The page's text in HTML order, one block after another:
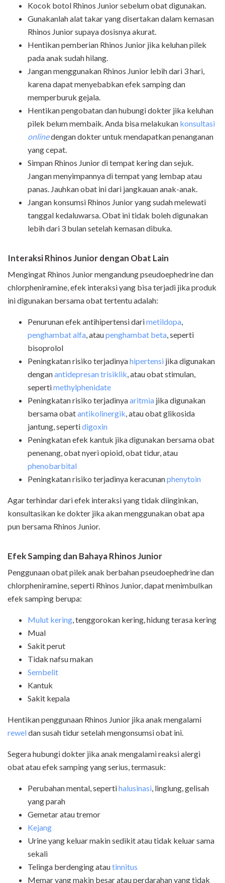
Kocok botol Rhinos Juniorsebelum obat digunakan.
Gunakanlah alat takar yang disertakan dalam kemasan
Rhinos Juniorsupaya dosisnya akurat.
Hentikan pemberian Rhinos Junior jika keluhan pilek
pada anak sudah hilang.
Jangan menggunakan Rhinos Junior lebih dari 3 hari,
karena dapat menyebabkan efek samping dan
memperburuk gejala.
Hentikan pengobatan dan hubungi dokter jika keluhan
pilek belum membaik. Anda bisa melakukan konsultasi
onlinedengan dokter untuk mendapatkan penanganan
yang cepat.
Simpan Rhinos Junior di tempat kering dan sejuk.
Jangan menyimpannya di tempat yang lembap atau
panas. Jauhkan obat ini dari jangkauan anak-anak.
Jangan konsumsi Rhinos Junior yang sudah melewati
tanggal kedaluwarsa. Obat ini tidak boleh digunakan
lebih dari 3 bulan setelah kemasan dibuka.
Interaksi Rhinos Junior dengan Obat Lain
Mengingat Rhinos Junior mengandung pseudoephedrine dan
chlorpheniramine, efek interaksi yang bisa terjadi jika produk
ini digunakan bersama obat tertentu adalah:
Penurunan efek antihipertensi darimetildopa,
penghambat alfa, ataupenghambat beta, seperti
bisoprolol
Peningkatan risiko terjadinyahipertensi jika digunakan
denganantidepresan trisiklik, atau obat stimulan,
sepertimethylphenidate
Peningkatan risiko terjadinyaaritmia jika digunakan
bersama obatantikolinergik, atau obat glikosida
jantung, sepertidigoxin
Peningkatan efek kantuk jika digunakan bersama obat
penenang, obat nyeri opioid, obat tidur, atau
phenobarbital
Peningkatan risiko terjadinya keracunanphenytoin
Agar terhindar dari efek interaksi yang tidak diinginkan,
konsultasikan ke dokter jika akan menggunakan obat apa
pun bersama Rhinos Junior.
Efek Samping dan Bahaya Rhinos Junior
Penggunaan obat pilek anak berbahan pseudoephedrine dan
chlorpheniramine, seperti Rhinos Junior, dapat menimbulkan
efek samping berupa:
Mulut kering, tenggorokan kering, hidung terasa kering
Mual
Sakit perut
Tidak nafsu makan
Sembelit
Kantuk
Sakit kepala
Hentikan penggunaan Rhinos Junior jika anak mengalami
reweldan susah tidur setelah mengonsumsi obat ini.
Segera hubungi dokter jika anak mengalami reaksi alergi
obat atau efek samping yang serius, termasuk:
Perubahan mental, sepertihalusinasi, linglung, gelisah
yang parah
Gemetar atau tremor
Kejang
Urine yang keluar makin sedikit atau tidak keluar sama
sekali
Telinga berdenging atautinnitus
Memar yang makin besar atau perdarahan yang tidak